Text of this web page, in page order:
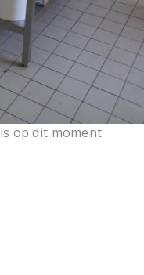
op dit moment